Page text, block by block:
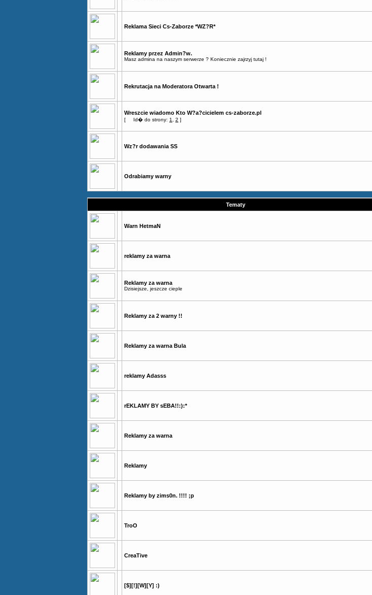
Reklama Sieci Cs-Zaborze *WZ?R*
Reklamy przez Admin?w.
Masz admina na naszym serwerze ? Koniecznie zajrzyj tutaj !
Rekrutacja na Moderatora Otwarta !
Wreszcie wiadomo Kto W?a?cicielem cs-zaborze.pl
[ Id� do strony: 1 2 ]
Wz?r dodawania SS
Odrabiamy warny
Tematy
Warn HetmaN
reklamy za warna
Reklamy za warna
Dzisiejsze, jeszcze cieple
Reklamy za 2 warny !!
Reklamy za warna Bula
reklamy Adasss
rEKLAMY BY sEBA!!:):*
Reklamy za warna
Reklamy
Reklamy by zims0n. !!!! ;p
TroO
CreaTive
[$][!][W][Y] :)